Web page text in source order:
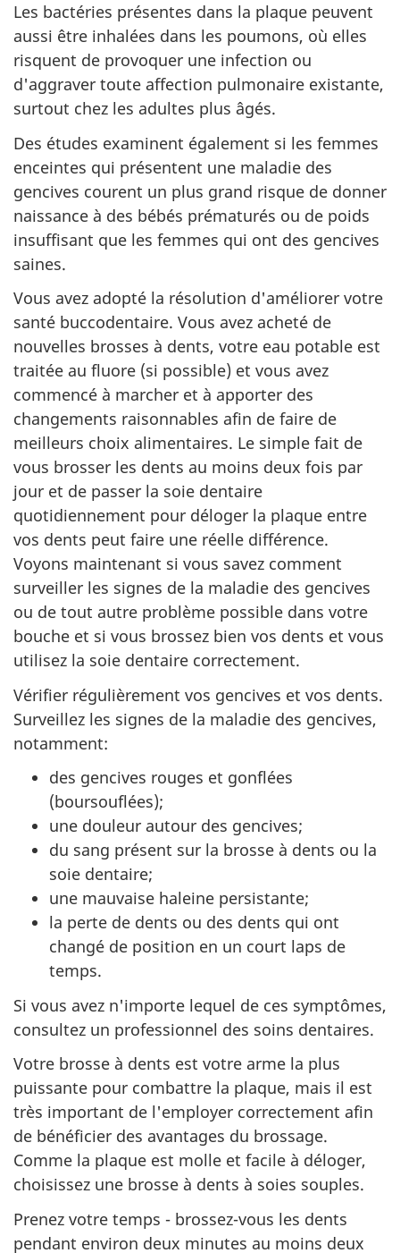
Les bactéries présentes dans la plaque peuvent
aussi être inhalées dans les poumons, où elles
risquent de provoquer une infection ou
d'aggraver toute affection pulmonaire existante,
surtout chez les adultes plus âgés.
Des études examinent également si les femmes
enceintes qui présentent une maladie des
gencives courent un plus grand risque de donner
naissance à des bébés prématurés ou de poids
insuffisant que les femmes qui ont des gencives
saines.
Vous avez adopté la résolution d'améliorer votre
santé buccodentaire. Vous avez acheté de
nouvelles brosses à dents, votre eau potable est
traitée au fluore (si possible) et vous avez
commencé à marcher et à apporter des
changements raisonnables afin de faire de
meilleurs choix alimentaires. Le simple fait de
vous brosser les dents au moins deux fois par
jour et de passer la soie dentaire
quotidiennement pour déloger la plaque entre
vos dents peut faire une réelle différence.
Voyons maintenant si vous savez comment
surveiller les signes de la maladie des gencives
ou de tout autre problème possible dans votre
bouche et si vous brossez bien vos dents et vous
utilisez la soie dentaire correctement.
Vérifier régulièrement vos gencives et vos dents.
Surveillez les signes de la maladie des gencives,
notamment:
des gencives rouges et gonflées
(boursouflées);
une douleur autour des gencives;
du sang présent sur la brosse à dents ou la
soie dentaire;
une mauvaise haleine persistante;
la perte de dents ou des dents qui ont
changé de position en un court laps de
temps.
Si vous avez n'importe lequel de ces symptômes,
consultez un professionnel des soins dentaires.
Votre brosse à dents est votre arme la plus
puissante pour combattre la plaque, mais il est
très important de l'employer correctement afin
de bénéficier des avantages du brossage.
Comme la plaque est molle et facile à déloger,
choisissez une brosse à dents à soies souples.
Prenez votre temps - brossez-vous les dents
pendant environ deux minutes au moins deux